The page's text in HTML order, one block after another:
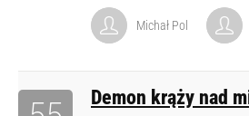
Michał Pol
Demon krąży nad